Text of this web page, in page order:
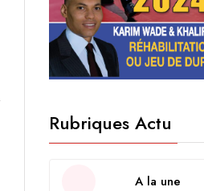
Rubriques Actu
A la une